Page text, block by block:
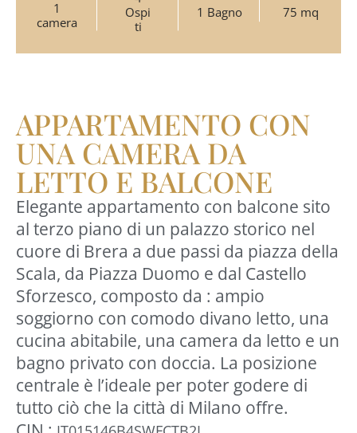
1
camera
Ospi
ti
1 Bagno 75 mq
APPARTAMENTO CON
UNA CAMERA DA
LETTO E BALCONE
Elegante appartamento con balcone sito
al terzo piano di un palazzo storico nel
cuore di Brera a due passi da piazza della
Scala, da Piazza Duomo e dal Castello
Sforzesco, composto da : ampio
soggiorno con comodo divano letto, una
cucina abitabile, una camera da letto e un
bagno privato con doccia. La posizione
centrale è l’ideale per poter godere di
tutto ciò che la città di Milano offre.